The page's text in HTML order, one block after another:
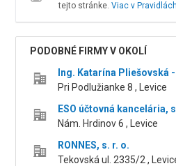
tejto stránke. Viac v Pravidlách
PODOBNÉ FIRMY V OKOLÍ
Ing. Katarína Pliešovská -
Pri Podlužianke 8 , Levice
ESO účtovná kancelária,
Nám. Hrdinov 6 , Levice
RONNES, s. r. o.
Tekovská ul. 2335/2 ,